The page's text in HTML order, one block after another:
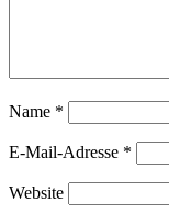
Name *
E-Mail-Adresse *
Website